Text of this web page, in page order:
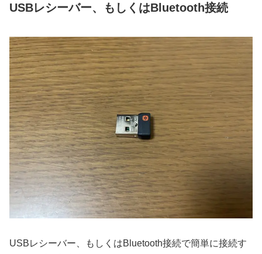
USBレシーバー、もしくはBluetooth接続
USBレシーバー、もしくはBluetooth接続で簡単に接続す